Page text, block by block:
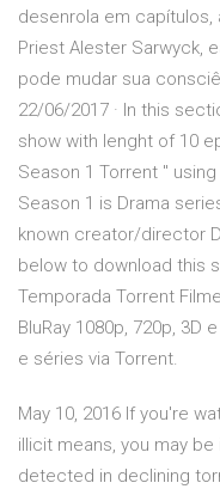
desenrola em
Priest Alester Sarwyck,
pode mudar sua
22/06/2017 · In this
show with lenght of 10
Season 1 Torrent "
Season 1 is Drama
known creator/director
below to download this
Temporada Torrent
BluRay 1080p, 720p, 3D
e séries via Torrent.
May 10, 2016 If you're
illicit means, you may
detected in declining